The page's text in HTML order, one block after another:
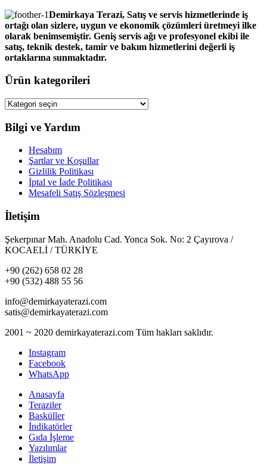
Demirkaya Terazi, Satış ve servis hizmetlerinde iş
ortağı olan sizlere, uygun ve ekonomik çözümleri üretmeyi ilke
olarak benimsemiştir. Geniş servis ağı ve profesyonel ekibi ile
satış, teknik destek, tamir ve bakım hizmetlerini değerli iş
ortaklarına sunmaktadır.
Ürün kategorileri
Bilgi ve Yardım
Hesabım
Şartlar ve Koşullar
Gizlilik Politikası
İptal ve İade Politikası
Mesafeli Satış Sözleşmesi
İletişim
Şekerpınar Mah. Anadolu Cad. Yonca Sok. No: 2 Çayırova /
KOCAELİ / TÜRKİYE
+90 (262) 658 02 28
+90 (532) 488 55 56
info@demirkayaterazi.com
satis@demirkayaterazi.com
2001 ~ 2020 demirkayaterazi.com Tüm hakları saklıdır.
Instagram
Facebook
WhatsApp
Anasayfa
Teraziler
Basküller
İndikatörler
Gıda İşleme
Yazılımlar
İletişim